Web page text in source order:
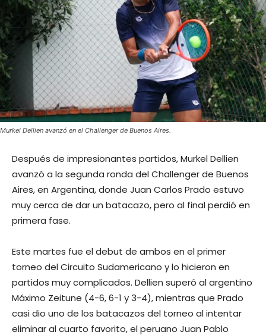
Murkel Dellien avanzó en el Challenger de Buenos Aires.
Después de impresionantes partidos, Murkel Dellien
avanzó a la segunda ronda del Challenger de Buenos
Aires, en Argentina, donde Juan Carlos Prado estuvo
muy cerca de dar un batacazo, pero al final perdió en
primera fase.
Este martes fue el debut de ambos en el primer
torneo del Circuito Sudamericano y lo hicieron en
partidos muy complicados. Dellien superó al argentino
Máximo Zeitune (4-6, 6-1 y 3-4), mientras que Prado
casi dio uno de los batacazos del torneo al intentar
eliminar al cuarto favorito, el peruano Juan Pablo